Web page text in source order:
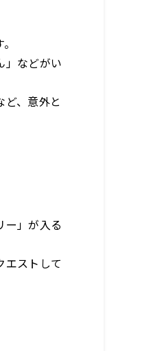
」などがい
、意外と
ー」が入る
エストして